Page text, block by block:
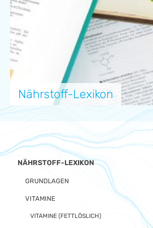
Nährstoff-Lexikon
NÄHRSTOFF-LEXIKON
GRUNDLAGEN
VITAMINE
VITAMINE (FETTLÖSLICH)